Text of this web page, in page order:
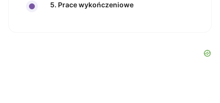
5. Prace wykończeniowe